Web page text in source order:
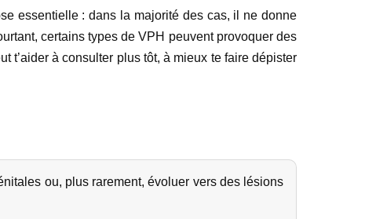
essentielle : dans la majorité des cas, il ne donne
certains types de VPH peuvent provoquer des
t’aider à consulter plus tôt, à mieux te faire dépister
ou, plus rarement, évoluer vers des lésions